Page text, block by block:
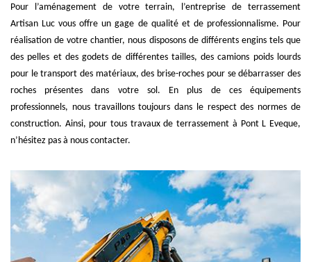
Pour l’aménagement de votre terrain, l’entreprise de terrassement
Artisan Luc vous offre un gage de qualité et de professionnalisme. Pour
réalisation de votre chantier, nous disposons de différents engins tels que
des pelles et des godets de différentes tailles, des camions poids lourds
pour le transport des matériaux, des brise-roches pour se débarrasser des
roches présentes dans votre sol. En plus de ces équipements
professionnels, nous travaillons toujours dans le respect des normes de
construction. Ainsi, pour tous travaux de terrassement à Pont L Eveque,
n’hésitez pas à nous contacter.